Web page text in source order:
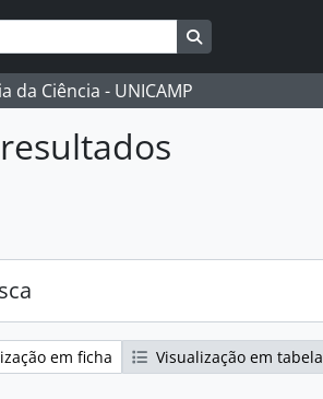
Ciência - UNICAMP
em ficha
Visualização em tabela